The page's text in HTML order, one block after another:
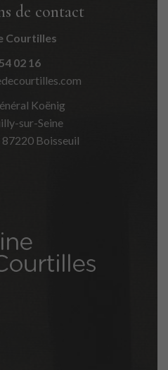
de contact
Courtilles
02 16
Koënig
sur-Seine
87220 Boisseuil